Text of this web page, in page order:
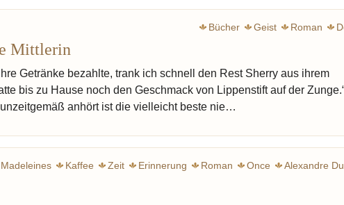
Bücher Geist Roman
Mittlerin
Getränke bezahlte, trank ich schnell den Rest Sherry aus ihrem
bis zu Hause noch den Geschmack von Lippenstift auf der
anhört ist die vielleicht beste nie…
Madeleines Kaffee Zeit Erinnerung Roman Once
Alexandre